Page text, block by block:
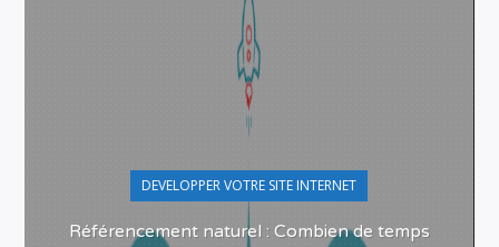
DEVELOPPER VOTRE SITE INTERNET
Référencement naturel : Combien de temps